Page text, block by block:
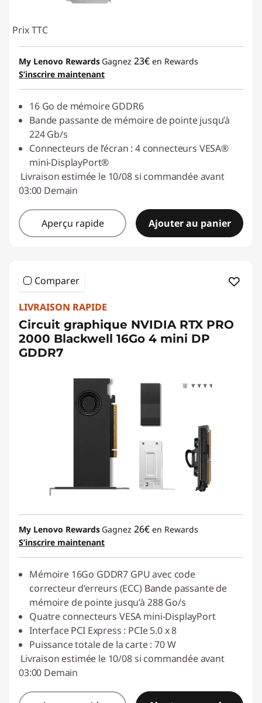
Prix TTC
My Lenovo Rewards Gagnez 23€ en Rewards
S’inscrire maintenant
16 Go de mémoire GDDR6
Bande passante de mémoire de pointe jusqu’à
224 Gb/s
Connecteurs de l’écran : 4 connecteurs VESA®
mini-DisplayPort®
Livraison estimée le 10/08 si commandée avant
03:00 Demain
Aperçu rapide Ajouter au panier
Comparer
LIVRAISON RAPIDE
Circuit graphique NVIDIA RTX PRO
2000 Blackwell 16Go 4 mini DP
GDDR7
My Lenovo Rewards Gagnez 26€ en Rewards
S’inscrire maintenant
Mémoire 16Go GDDR7 GPU avec code
correcteur d’erreurs (ECC) Bande passante de
mémoire de pointe jusqu’à 288 Go/s
Quatre connecteurs VESA mini-DisplayPort
Interface PCI Express : PCIe 5.0 x 8
Puissance totale de la carte : 70 W
Livraison estimée le 10/08 si commandée avant
03:00 Demain